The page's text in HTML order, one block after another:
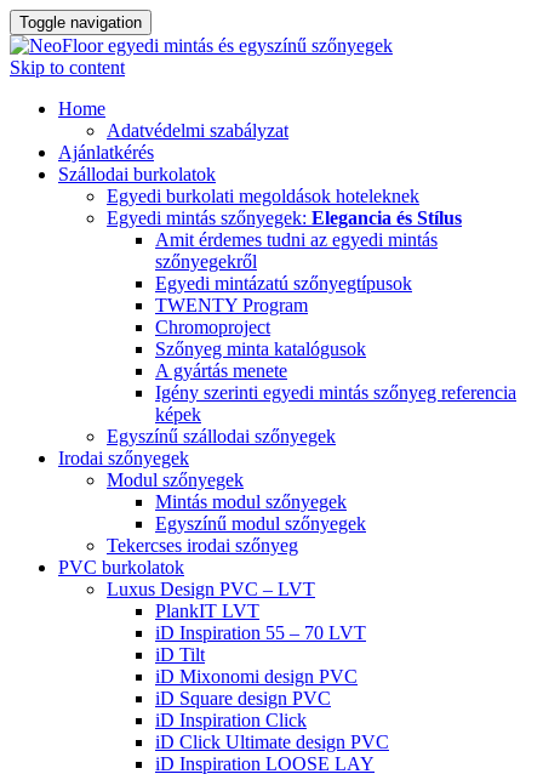
Toggle navigation
Skip to content
Home
Adatvédelmi szabályzat
Ajánlatkérés
Szállodai burkolatok
Egyedi burkolati megoldások hoteleknek
Egyedi mintás szőnyegek: Elegancia és Stílus
Amit érdemes tudni az egyedi mintás
szőnyegekről
Egyedi mintázatú szőnyegtípusok
TWENTY Program
Chromoproject
Szőnyeg minta katalógusok
A gyártás menete
Igény szerinti egyedi mintás szőnyeg referencia
képek
Egyszínű szállodai szőnyegek
Irodai szőnyegek
Modul szőnyegek
Mintás modul szőnyegek
Egyszínű modul szőnyegek
Tekercses irodai szőnyeg
PVC burkolatok
Luxus Design PVC – LVT
PlankIT LVT
iD Inspiration 55 – 70 LVT
iD Tilt
iD Mixonomi design PVC
iD Square design PVC
iD Inspiration Click
iD Click Ultimate design PVC
iD Inspiration LOOSE LAY